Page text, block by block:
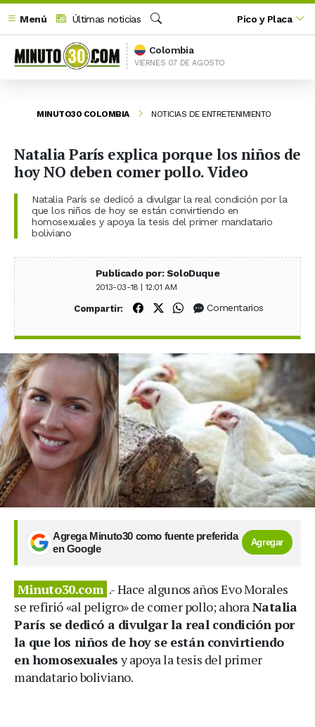
Menú
Últimas noticias
Buscar
Pico y Placa
Colombia
VIERNES 07 DE AGOSTO
MINUTO30 COLOMBIA NOTICIAS DE ENTRETENIMIENTO
Natalia París explica porque los niños de
hoy NO deben comer pollo. Video
Natalia París se dedicó a divulgar la real condición por la
que los niños de hoy se están convirtiendo en
homosexuales y apoya la tesis del primer mandatario
boliviano
Publicado por: SoloDuque
2013-03-18 | 12:01 AM
Compartir: Compartir en Facebook
Compartir en X (Twitter)
Compartir en WhatsApp
Comentarios
Agrega Minuto30 como fuente preferida
en Google
Agregar
Minuto30.com .- Hace algunos años Evo Morales
se refirió «al peligro» de comer pollo; ahora Natalia
París se dedicó a divulgar la real condición por
la que los niños de hoy se están convirtiendo
en homosexuales y apoya la tesis del primer
mandatario boliviano.